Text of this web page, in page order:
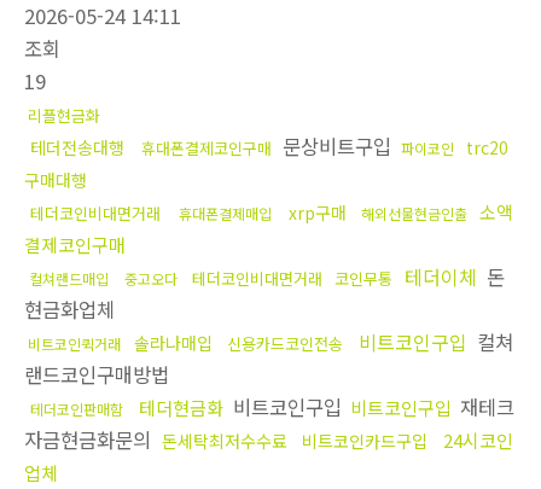
2026-05-24 14:11
조회
19
리플현금화
테더전송대행 휴대폰결제코인구매 문상비트구입 파이코인
trc20
구매대행
테더코인비대면거래 휴대폰결제매입 xrp구매 해외선물현금인출 소액
결제코인구매
컬쳐랜드매입 중고오다 테더코인비대면거래 코인무통 테더이체 돈
현금화업체
비트코인퀵거래 솔라나매입 신용카드코인전송 비트코인구입 컬쳐
랜드코인구매방법
테더코인판매함 테더현금화 비트코인구입 비트코인구입 재테크
자금현금화문의 돈세탁최저수수료 비트코인카드구입
24시코인
업체